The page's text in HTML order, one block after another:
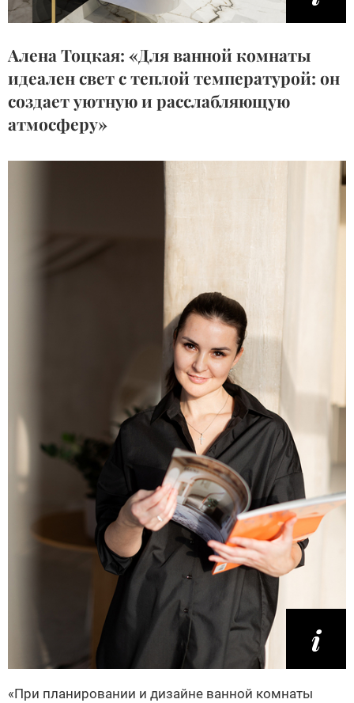
Алена Тоцкая: «Для ванной комнаты
идеален свет с теплой температурой: он
создает уютную и расслабляющую
атмосферу»
«При планировании и дизайне ванной комнаты